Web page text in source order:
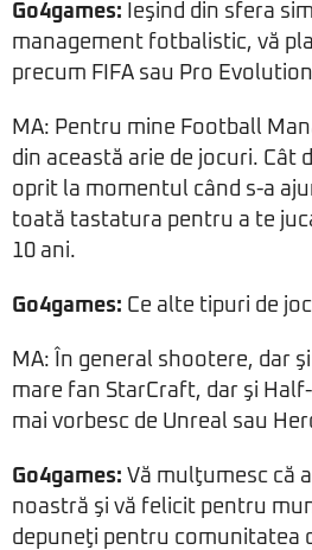
Go4games: Ieşind din sfera
management fotbalistic, vă
precum FIFA sau Pro
MA: Pentru mine Football
din această arie de jocuri. Cât
oprit la momentul când s-a
toată tastatura pentru a te
10 ani.
Go4games: Ce alte tipuri de
MA: În general shootere, dar
mare fan StarCraft, dar şi
mai vorbesc de Unreal sau
Go4games: Vă mulţumesc că
noastră şi vă felicit pentru
depuneţi pentru comunitatea